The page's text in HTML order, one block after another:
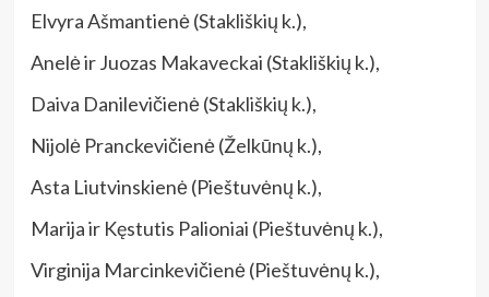
Elvyra Ašmantienė (Stakliškių k.),
Anelė ir Juozas Makaveckai (Stakliškių k.),
Daiva Danilevičienė (Stakliškių k.),
Nijolė Pranckevičienė (Želkūnų k.),
Asta Liutvinskienė (Pieštuvėnų k.),
Marija ir Kęstutis Palioniai (Pieštuvėnų k.),
Virginija Marcinkevičienė (Pieštuvėnų k.),